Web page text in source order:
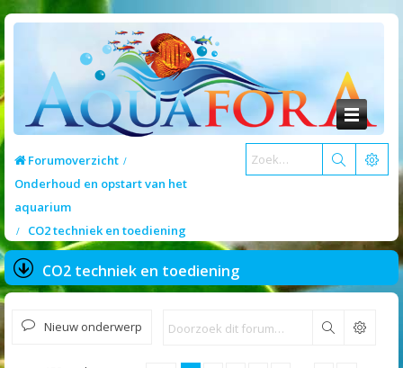
Forumoverzicht
Onderhoud en opstart van het
aquarium
CO2 techniek en toediening
CO2 techniek en toediening
Nieuw onderwerp Zoek